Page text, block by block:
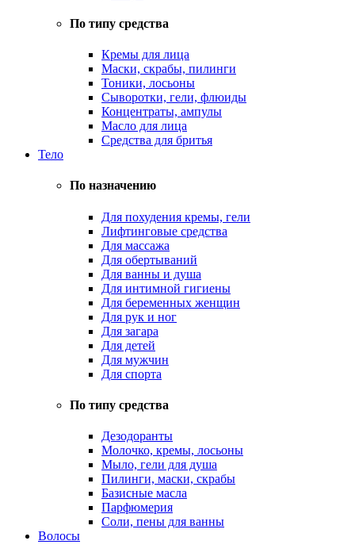
По типу средства
Кремы для лица
Маски, скрабы, пилинги
Тоники, лосьоны
Сыворотки, гели, флюиды
Концентраты, ампулы
Масло для лица
Средства для бритья
Тело
По назначению
Для похудения кремы, гели
Лифтинговые средства
Для массажа
Для обертываний
Для ванны и душа
Для интимной гигиены
Для беременных женщин
Для рук и ног
Для загара
Для детей
Для мужчин
Для спорта
По типу средства
Дезодоранты
Молочко, кремы, лосьоны
Мыло, гели для душа
Пилинги, маски, скрабы
Базисные масла
Парфюмерия
Соли, пены для ванны
Волосы